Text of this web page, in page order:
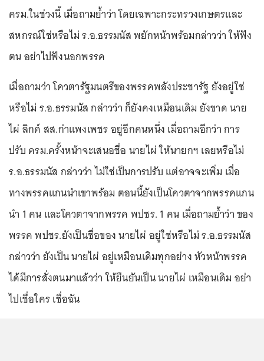
ครม.ในช่วงนี้ เมื่อถามย้ำว่า โดยเฉพาะกระทรวงเกษตรและ
สหกรณ์ใช่หรือไม่ ร.อ.ธรรมนัส พยักหน้าพร้อมกล่าวว่า ให้ฟัง
ตน อย่าไปฟังนอกพรรค
เมื่อถามว่า โควตารัฐมนตรีของพรรคพลังประชารัฐ ยังอยู่ใช่
หรือไม่ ร.อ.ธรรมนัส กล่าวว่า ก็ยังคงเหมือนเดิม ยังขาด นาย
ไผ่ ลิกค์ สส.กำแพงเพชร อยู่อีกคนหนึ่ง เมื่อถามอีกว่า การ
ปรับ ครม.ครั้งหน้าจะเสนอชื่อ นายไผ่ ให้นายกฯ เลยหรือไม่
ร.อ.ธรรมนัส กล่าวว่า ไม่ใช่เป็นการปรับ แต่อาจจะเพิ่ม เมื่อ
ทางพรรคแกนนำเขาพร้อม ตอนนี้ยังเป็นโควตาจากพรรคแกน
นำ 1 คน และโควตาจากพรรค พปชร. 1 คน เมื่อถามย้ำว่า ของ
พรรค พปชร.ยังเป็นชื่อของ นายไผ่ อยู่ใช่หรือไม่ ร.อ.ธรรมนัส
กล่าวว่า ยังเป็น นายไผ่ อยู่เหมือนเดิมทุกอย่าง หัวหน้าพรรค
ได้มีการสั่งตนมาแล้วว่า ให้ยืนยันเป็น นายไผ่ เหมือนเดิม อย่า
ไปเชื่อใคร เชื่อฉัน